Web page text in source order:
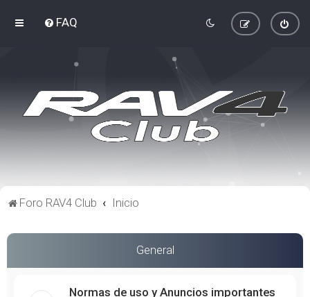
FAQ
Foro RAV4 Club Inicio
General
Normas de uso y Anuncios importantes